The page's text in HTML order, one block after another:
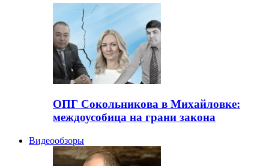
ОПГ Сокольникова в Михайловке:
междоусобица на грани закона
Видеообзоры